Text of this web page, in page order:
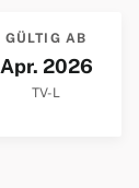
GÜLTIG AB
Apr. 2026
TV-L